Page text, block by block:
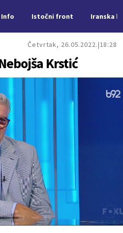
Info Istočni front Iranska
Četvrtak, 26.05.2022. 18:28
Krstić